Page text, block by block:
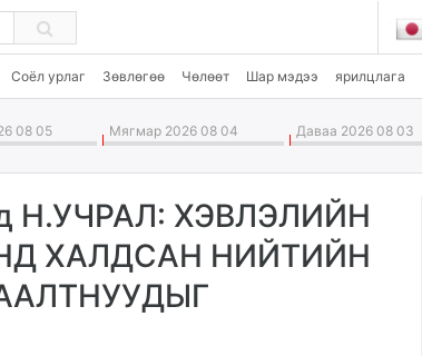
Соёл урлаг Зөвлөгөө Чөлөөт Шар мэдээ ярилцлага
08 05 Мягмар 2026 08 04 Даваа 2026 08 03
Н.УЧРАЛ: ХЭВЛЭЛИЙН
ХАЛДСАН НИЙТИЙН